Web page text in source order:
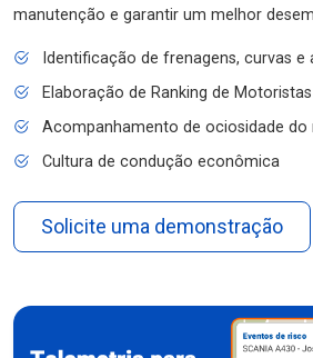
manutenção e garantir um melhor
Identificação de frenagens, curvas e
Elaboração de Ranking de Motoristas
Acompanhamento de ociosidade
Cultura de condução econômica
Solicite uma demonstração